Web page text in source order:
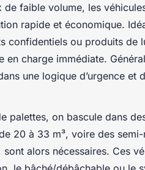
faible volume, les
rapide et économique.
confidentiels ou produits de
charge immédiate.
une logique d’urgence et
palettes, on bascule dans
20 à 33 m³, voire des semi-
sont alors nécessaires. Ces